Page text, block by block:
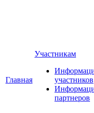
Главная
Участникам
участников
партнеров